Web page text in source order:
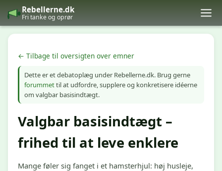
Rebellerne.dk
Fri tanke og oprør
← Tilbage til oversigten over emner
Dette er et debatoplæg under Rebellerne.dk. Brug gerne
forummettil at udfordre, supplere og konkretisere idéerne
om valgbar basisindtægt.
Valgbar basisindtægt –
frihed til at leve enklere
Mange føler sig fanget i et hamsterhjul: høj husleje,